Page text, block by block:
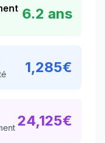
6.2 ans
1,285€
24,125€